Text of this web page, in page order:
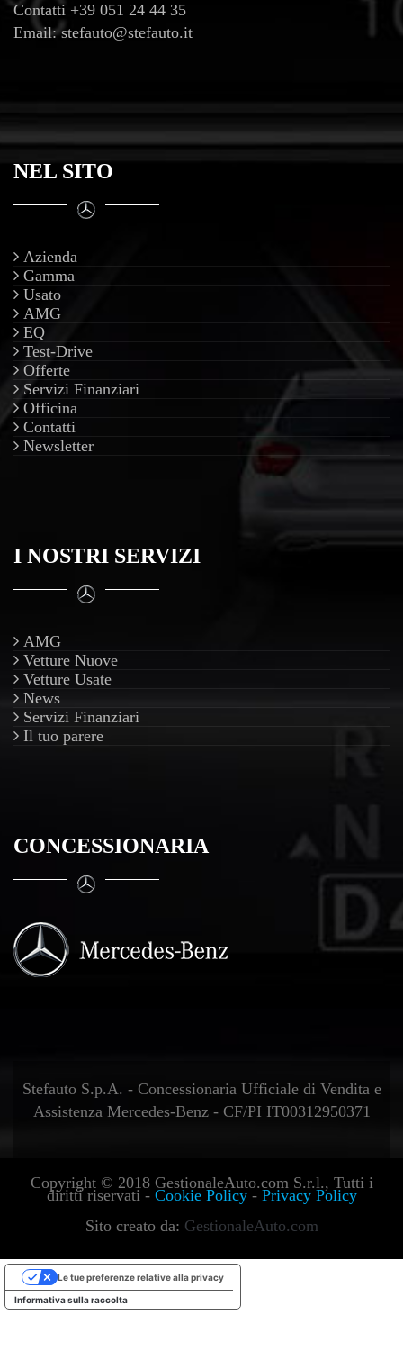
Contatti +39 051 24 44 35
Email:stefauto@stefauto.it
NEL SITO
Azienda
Gamma
Usato
AMG
EQ
Test-Drive
Offerte
Servizi Finanziari
Officina
Contatti
Newsletter
I NOSTRI SERVIZI
AMG
Vetture Nuove
Vetture Usate
News
Servizi Finanziari
Il tuo parere
CONCESSIONARIA
Stefauto S.p.A. - Concessionaria Ufficiale di Vendita e
Assistenza Mercedes-Benz - CF/PI IT00312950371
Copyright © 2018 GestionaleAuto.com S.r.l., Tutti i
diritti riservati - Cookie Policy- Privacy Policy
Sito creato da: GestionaleAuto.com
Informativa sulla raccolta
Le tue preferenze relative alla privacy